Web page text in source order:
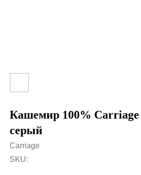
Кашемир 100% Carriage
серый
Carriage
SKU: